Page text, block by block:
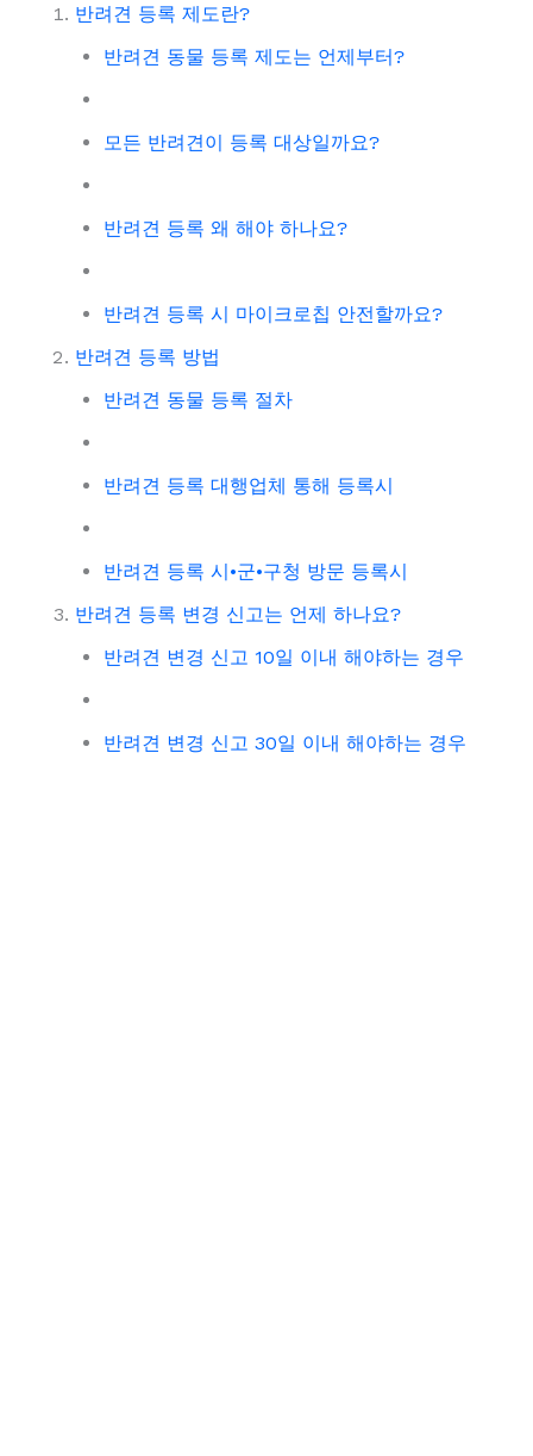
반려견 등록 제도란?
반려견 동물 등록 제도는 언제부터?
모든 반려견이 등록 대상일까요?
반려견 등록 왜 해야 하나요?
반려견 등록 시 마이크로칩 안전할까요?
반려견 등록 방법
반려견 동물 등록 절차
반려견 등록 대행업체 통해 등록시
반려견 등록 시•군•구청 방문 등록시
반려견 등록 변경 신고는 언제 하나요?
반려견 변경 신고 10일 이내 해야하는 경우
반려견 변경 신고 30일 이내 해야하는 경우